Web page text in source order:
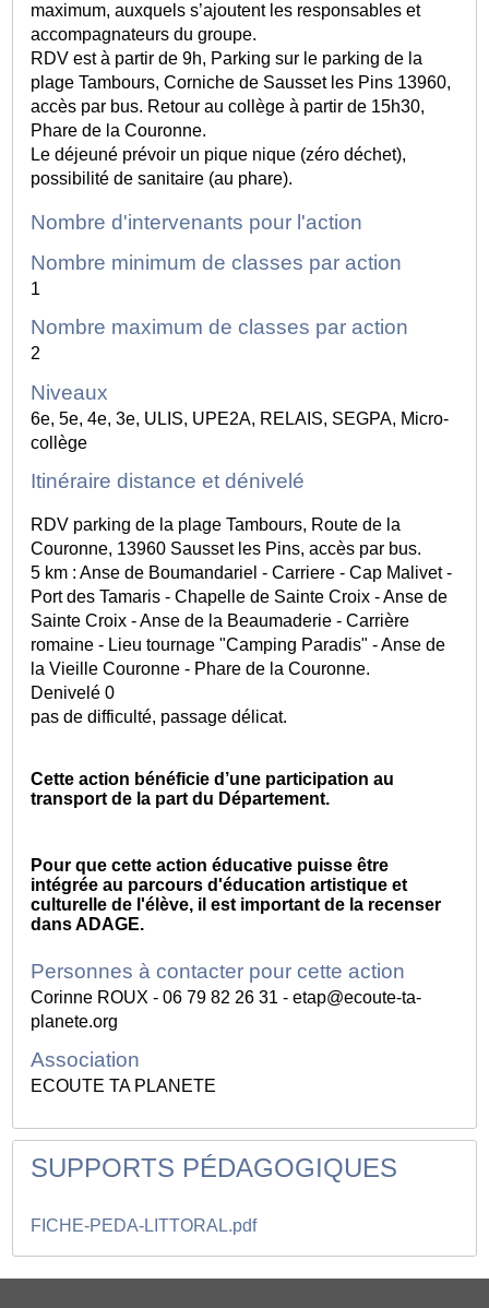
maximum, auxquels s’ajoutent les responsables et
accompagnateurs du groupe.
RDV est à partir de 9h, Parking sur le parking de la
plage Tambours, Corniche de Sausset les Pins 13960,
accès par bus. Retour au collège à partir de 15h30,
Phare de la Couronne.
Le déjeuné prévoir un pique nique (zéro déchet),
possibilité de sanitaire (au phare).
Nombre d'intervenants pour l'action
Nombre minimum de classes par action
1
Nombre maximum de classes par action
2
Niveaux
6e, 5e, 4e, 3e, ULIS, UPE2A, RELAIS, SEGPA, Micro-
collège
Itinéraire distance et dénivelé
RDV parking de la plage Tambours, Route de la
Couronne, 13960 Sausset les Pins, accès par bus.
5 km : Anse de Boumandariel - Carriere - Cap Malivet -
Port des Tamaris - Chapelle de Sainte Croix - Anse de
Sainte Croix - Anse de la Beaumaderie - Carrière
romaine - Lieu tournage "Camping Paradis" - Anse de
la Vieille Couronne - Phare de la Couronne.
Denivelé 0
pas de difficulté, passage délicat.
Cette action bénéficie d’une participation au
transport de la part du Département.
Pour que cette action éducative puisse être
intégrée au parcours d'éducation artistique et
culturelle de l'élève, il est important de la recenser
dans ADAGE.
Personnes à contacter pour cette action
Corinne ROUX - 06 79 82 26 31 - etap@ecoute-ta-
planete.org
Association
ECOUTE TA PLANETE
SUPPORTS PÉDAGOGIQUES
FICHE-PEDA-LITTORAL.pdf